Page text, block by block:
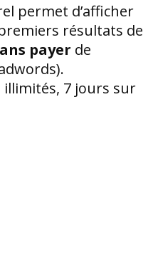
permet d’afficher
résultats de
payer de
illimités, 7 jours sur